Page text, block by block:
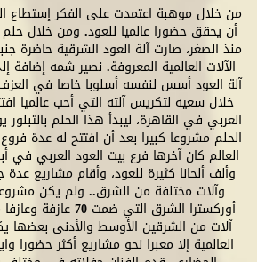
من خلال موهبة اعتمدت على الفكر إستطاع
أن يحقق حضورا عالميا للعود. ومن خلال حلم
منذ الصغر، صارت آلة العود الشرقية حاضرة
الآلات العالمية المعروفة. نصير شمه إضافة
آلة العود أسس لنفسه أسلوبا خاصا في
خلال سعيه لتكريس آلته التي أحب عالميا
العربي في القاهرة، ليبدأ هذا الحلم
الحلم مشروعا كبيرا بعد أن افتتح له عدة
العالم كان آخرها فرع بيت العود العربي
وألف ألحانا كثيرة للعود، وأقام مشاريع
وآلات مختلفة من الشرق.. ولم يكن
أوركسترا الشرق التي
آلات من الشرقين الأوسط والأدنى بعضها
العالمية إلا معبرا نحو مشاريع أكثر حضورا